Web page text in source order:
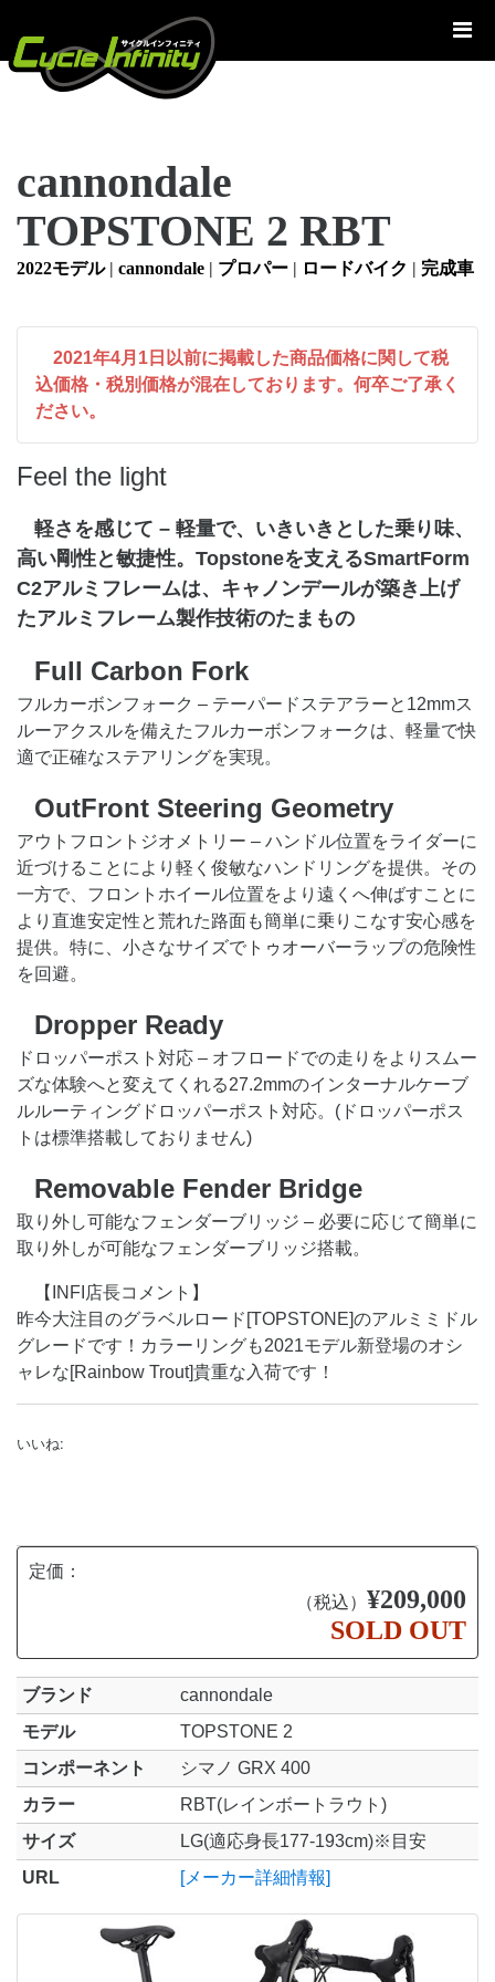
テ
cannondale
TOPSTONE 2 RBT
2022モデル| cannondale | プロパー | ロードバイク | 完成車
2021年4月1日以前に掲載した商品価格に関して税
込価格・税別価格が混在しております。何卒ご了承く
ださい。
Feel the light
軽さを感じて – 軽量で、いきいきとした乗り味、
高い剛性と敏捷性。Topstoneを支えるSmartForm
C2アルミフレームは、キャノンデールが築き上げ
たアルミフレーム製作技術のたまもの
Full Carbon Fork
フルカーボンフォーク – テーパードステアラーと12mmス
ルーアクスルを備えたフルカーボンフォークは、軽量で快
適で正確なステアリングを実現。
OutFront Steering Geometry
アウトフロントジオメトリー – ハンドル位置をライダーに
近づけることにより軽く俊敏なハンドリングを提供。その
一方で、フロントホイール位置をより遠くへ伸ばすことに
より直進安定性と荒れた路面も簡単に乗りこなす安心感を
提供。特に、小さなサイズでトゥオーバーラップの危険性
を回避。
Dropper Ready
ドロッパーポスト対応 – オフロードでの走りをよりスムー
ズな体験へと変えてくれる27.2mmのインターナルケーブ
ルルーティングドロッパーポスト対応。(ドロッパーポス
トは標準搭載しておりません)
Removable Fender Bridge
取り外し可能なフェンダーブリッジ – 必要に応じて簡単に
取り外しが可能なフェンダーブリッジ搭載。
【INFI店長コメント】
昨今大注目のグラベルロード[TOPSTONE]のアルミミドル
グレードです！カラーリングも2021モデル新登場のオシ
ャレな[Rainbow Trout]貴重な入荷です！
いいね:
定価：
（税込） ¥209,000
SOLD OUT
ブランド
cannondale
モデル
TOPSTONE 2
コンポーネント
シマノ GRX 400
カラー
RBT(レインボートラウト)
サイズ
LG(適応身長177-193cm)※目安
URL
[メーカー詳細情報]